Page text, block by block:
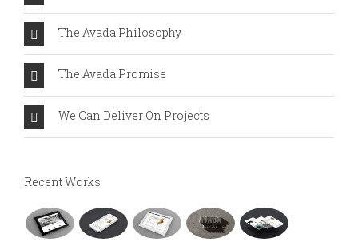
The Avada Philosophy
The Avada Promise
We Can Deliver On Projects
Recent Works